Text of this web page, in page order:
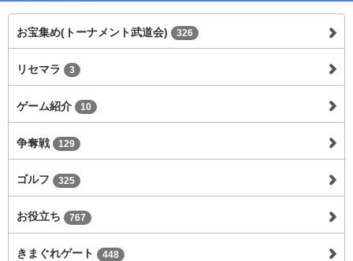
お宝集め(トーナメント武道会) 326
リセマラ 3
ゲーム紹介 10
争奪戦 129
ゴルフ 325
お役立ち 767
きまぐれゲート 448